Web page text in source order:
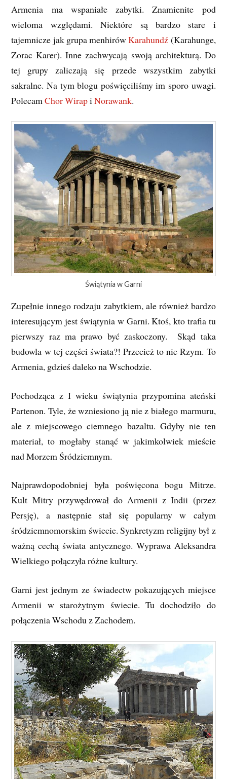
Armenia ma wspaniałe zabytki. Znamienite pod
wieloma względami. Niektóre są bardzo stare i
tajemnicze jak grupa menhirówKarahundź (Karahunge,
Zorac Karer). Inne zachwycają swoją architekturą. Do
tej grupy zaliczają się przede wszystkim zabytki
sakralne. Na tym blogu poświęciliśmy im sporo uwagi.
PolecamChor WirapiNorawank.
Świątynia w Garni
Zupełnie innego rodzaju zabytkiem, ale również bardzo
interesującym jest świątynia w Garni. Ktoś, kto trafia tu
pierwszy raz ma prawo być zaskoczony. Skąd taka
budowla w tej części świata?! Przecież to nie Rzym. To
Armenia, gdzieś daleko na Wschodzie.
Pochodząca z I wieku świątynia przypomina ateński
Partenon. Tyle, że wzniesiono ją nie z białego marmuru,
ale z miejscowego ciemnego bazaltu. Gdyby nie ten
materiał, to mogłaby stanąć w jakimkolwiek mieście
nad Morzem Śródziemnym.
Najprawdopodobniej była poświęcona bogu Mitrze.
Kult Mitry przywędrował do Armenii z Indii (przez
Persję), a następnie stał się popularny w całym
śródziemnomorskim świecie. Synkretyzm religijny był z
ważną cechą świata antycznego. Wyprawa Aleksandra
Wielkiego połączyła różne kultury.
Garni jest jednym ze świadectw pokazujących miejsce
Armenii w starożytnym świecie. Tu dochodziło do
połączenia Wschodu z Zachodem.